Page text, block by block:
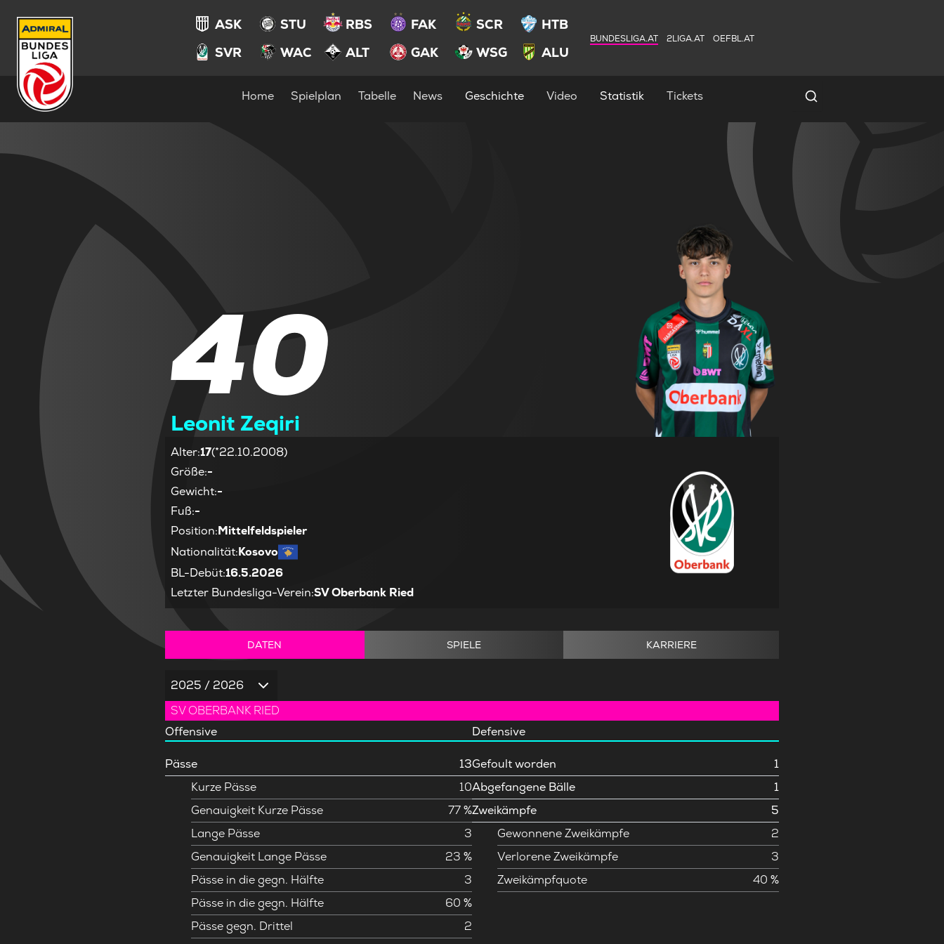
ASK STU RBS FAK SCR
HTB
SVR
WAC ALT GAK WSG ALU
BUNDESLIGA.AT 2LIGA.AT OEFBL.AT
Home Spielplan Tabelle News Geschichte Video Statistik Tickets Spielersuche
40
Leonit Zeqiri
Alter:17(*22.10.2008)
Größe:-
Gewicht:-
Fuß:-
Position:Mittelfeldspieler
Nationalität:Kosovo
BL-Debüt:16.5.2026
Letzter Bundesliga-Verein:SV Oberbank Ried
DATEN SPIELE KARRIERE
2025 / 2026
SV OBERBANK RIED
Offensive
Pässe
13
Kurze Pässe
10
Genauigkeit Kurze Pässe
77 %
Lange Pässe
3
Genauigkeit Lange Pässe
23 %
Pässe in die gegn. Hälfte
3
Pässe in die gegn. Hälfte
60 %
Pässe gegn. Drittel
2
Defensive
Gefoult worden
1
Abgefangene Bälle
1
Zweikämpfe
5
Gewonnene Zweikämpfe
2
Verlorene Zweikämpfe
3
Zweikämpfquote
40 %